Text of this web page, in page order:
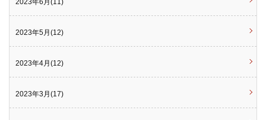
2023年6月(11)
2023年5月(12)
2023年4月(12)
2023年3月(17)